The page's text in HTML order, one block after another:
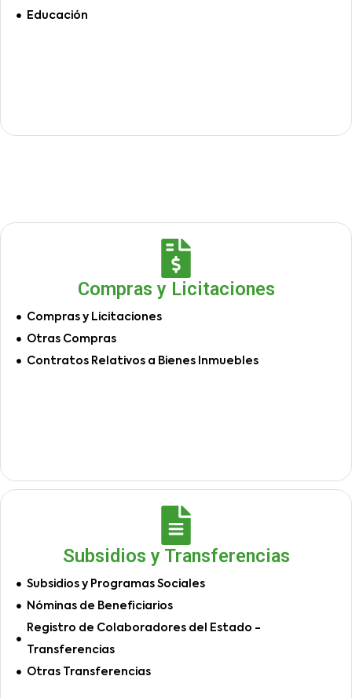
Educación
Compras y Licitaciones
Compras y Licitaciones
Otras Compras
Contratos Relativos a Bienes Inmuebles
Subsidios y Transferencias
Subsidios y Programas Sociales
Nóminas de Beneficiarios
Registro de Colaboradores del Estado -
Transferencias
Otras Transferencias